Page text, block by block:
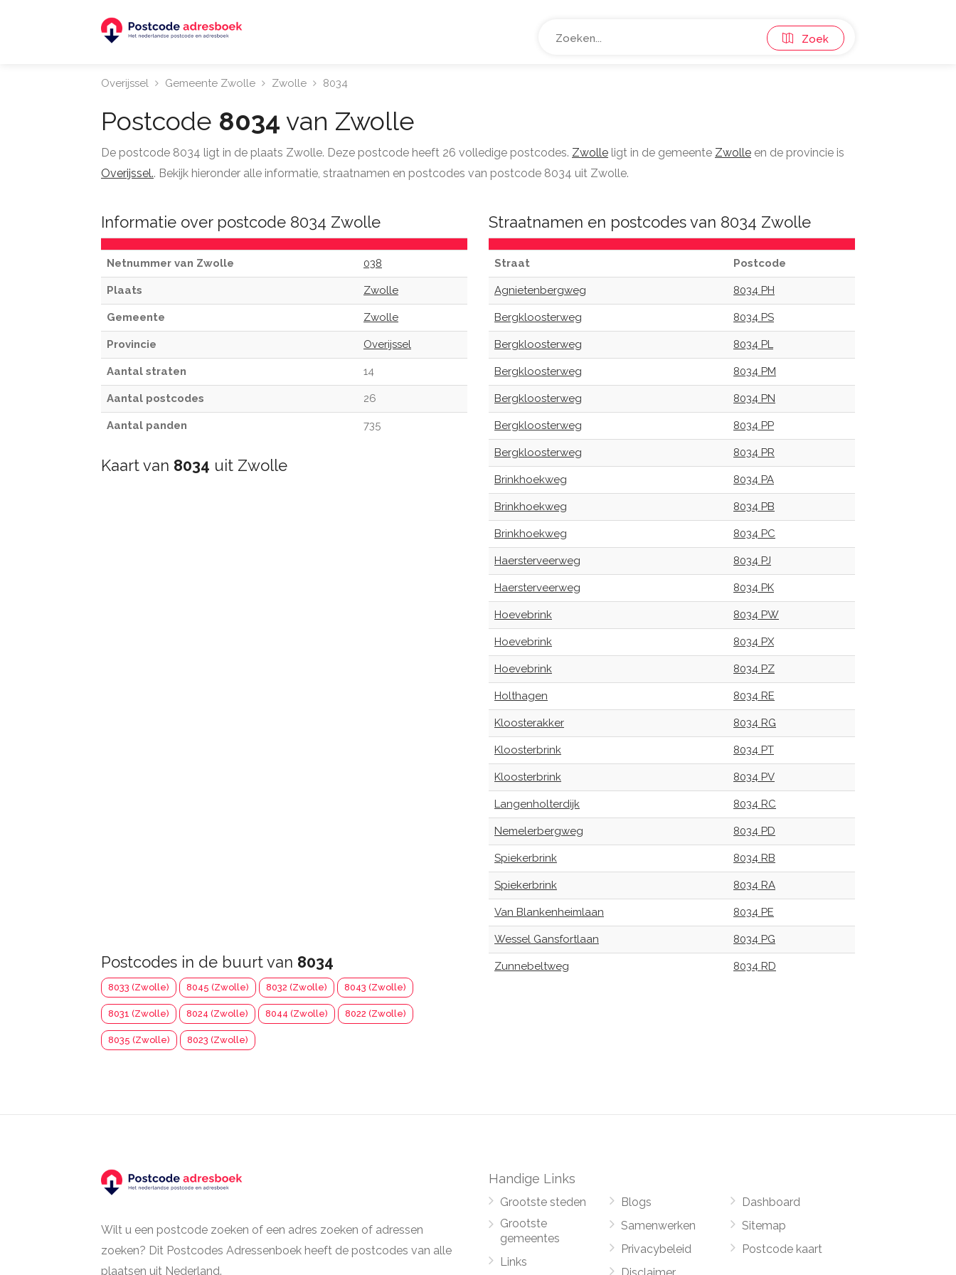
Zoek
Overijssel Gemeente Zwolle Zwolle 8034
Postcode 8034 van Zwolle
De postcode 8034 ligt in de plaats Zwolle. Deze postcode heeft 26 volledige postcodes. Zwolle ligt in de gemeente Zwolle en de provincie is
Overijssel.. Bekijk hieronder alle informatie, straatnamen en postcodes van postcode 8034 uit Zwolle.
Informatie over postcode 8034 Zwolle
Netnummer van Zwolle 038
Plaats Zwolle
Gemeente Zwolle
Provincie Overijssel
Aantal straten 14
Aantal postcodes 26
Aantal panden 735
Kaart van 8034 uit Zwolle
Postcodes in de buurt van 8034
8033 (Zwolle) 8045 (Zwolle) 8032 (Zwolle) 8043 (Zwolle)
8031 (Zwolle) 8024 (Zwolle) 8044 (Zwolle) 8022 (Zwolle)
8035 (Zwolle) 8023 (Zwolle)
Straatnamen en postcodes van 8034 Zwolle
Straat Postcode
Agnietenbergweg 8034 PH
Bergkloosterweg 8034 PS
Bergkloosterweg 8034 PL
Bergkloosterweg 8034 PM
Bergkloosterweg 8034 PN
Bergkloosterweg 8034 PP
Bergkloosterweg 8034 PR
Brinkhoekweg 8034 PA
Brinkhoekweg 8034 PB
Brinkhoekweg 8034 PC
Haersterveerweg 8034 PJ
Haersterveerweg 8034 PK
Hoevebrink 8034 PW
Hoevebrink 8034 PX
Hoevebrink 8034 PZ
Holthagen 8034 RE
Kloosterakker 8034 RG
Kloosterbrink 8034 PT
Kloosterbrink 8034 PV
Langenholterdijk 8034 RC
Nemelerbergweg 8034 PD
Spiekerbrink 8034 RB
Spiekerbrink 8034 RA
Van Blankenheimlaan 8034 PE
Wessel Gansfortlaan 8034 PG
Zunnebeltweg 8034 RD
Wilt u een postcode zoeken of een adres zoeken of adressen
zoeken? Dit Postcodes Adressenboek heeft de postcodes van alle
plaatsen uit Nederland.
Handige Links
Grootste steden
Grootste
gemeentes
Links
Blogs
Samenwerken
Privacybeleid
Dashboard
Sitemap
Postcode kaart